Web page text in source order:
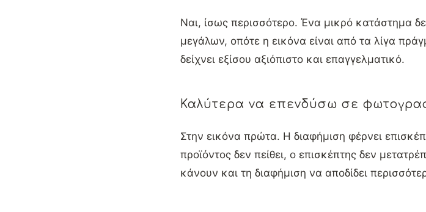
Ναι, ίσως περισσότερο. Ένα μικρό κατάστημα
μεγάλων, οπότε η εικόνα είναι από τα λίγα
δείχνει εξίσου αξιόπιστο και επαγγελματικό.
Καλύτερα να επενδύσω σε
Στην εικόνα πρώτα. Η διαφήμιση φέρνει
προϊόντος δεν πείθει, ο επισκέπτης δεν
κάνουν και τη διαφήμιση να αποδίδει